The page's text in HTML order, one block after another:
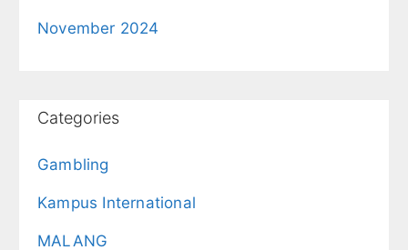
November 2024
Categories
Gambling
Kampus International
MALANG